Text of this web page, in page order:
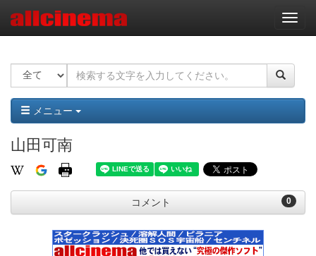
ナ
ビ
ー
ョ
ン
メニュー
山田可南
0
コメント